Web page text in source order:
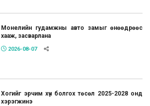
Монелийн гудамжны авто замыг өнөөдрөөс
хааж, засварлана
2026-08-07
Хогийг эрчим хүч болгох төсөл 2025-2028 онд
хэрэгжинэ